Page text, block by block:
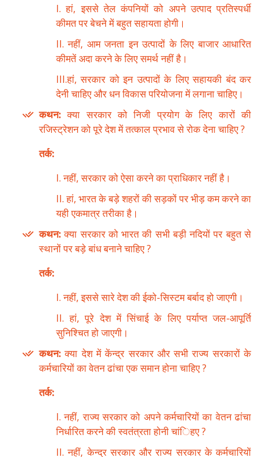
I. हां, इससे तेल कंपनियों को अपने उत्पाद प्रतिस्पर्धी
कीमत पर बेचने में बहुत सहायता होगी।
II. नहीं, आम जनता इन उत्पादों के लिए बाजार आधारित
कीमतें अदा करने के लिए समर्थ नहीं है।
III.हां, सरकार को इन उत्पादों के लिए सहायकी बंद कर
देनी चाहिए और धन विकास परियोजना में लगाना चाहिए।
कथन: क्या सरकार को निजी प्रयोग के लिए कारों की
रजिस्ट्रेशन को पूरे देश में तत्काल प्रभाव से रोक देना चाहिए ?
तर्क:
I. नहीं, सरकार को ऐसा करने का प्राधिकार नहीं है।
II. हां, भारत के बड़े शहरों की सड़कों पर भीड़ कम करने का
यही एकमात्र तरीका है।
कथन:क्या सरकार को भारत की सभी बड़ी नदियों पर बहुत से
स्थानों पर बड़े बांध बनाने चाहिए ?
तर्क:
I. नहीं, इससे सारे देश की ईको-सिस्टम बर्बाद हो जाएगी।
II. हां, पूरे देश में सिंचाई के लिए पर्याप्त जल-आपूर्ति
सुनिश्चित हो जाएगी।
कथन: क्या देश में केंन्द्र सरकार और सभी राज्य सरकारों के
कर्मचारियों का वेतन ढांचा एक समान होना चाहिए ?
तर्क:
I. नहीं, राज्य सरकार को अपने कर्मचारियों का वेतन ढांचा
निर्धारित करने की स्वतंत्रता होनी चांिहए ?
II. नहीं, केन्द्र सरकार और राज्य सरकार के कर्मचारियों